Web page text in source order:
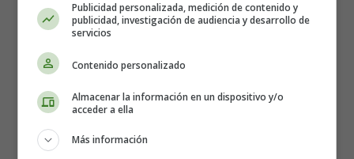
Publicidad personalizada, medición de contenido y
publicidad, investigación de audiencia y desarrollo de
servicios
Contenido personalizado
Almacenar la información en un dispositivo y/o
acceder a ella
Más información